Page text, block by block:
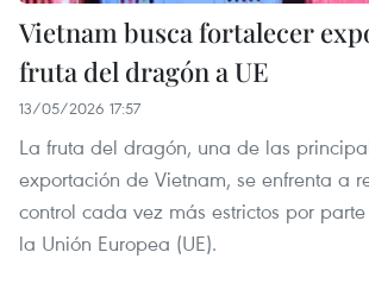
Vietnam busca fortalecer
fruta del dragón a UE
13/05/2026 17:57
La fruta del dragón, una de las
exportación de Vietnam, se enfrenta a
control cada vez más estrictos por
la Unión Europea (UE).